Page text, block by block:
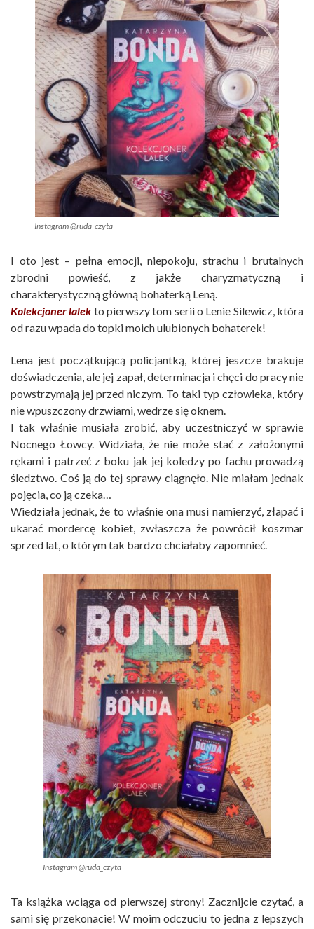
Instagram @ruda_czyta
I oto jest – pełna emocji, niepokoju, strachu i brutalnych
zbrodni powieść, z jakże charyzmatyczną i
charakterystyczną główną bohaterką Leną.
Kolekcjoner lalekto pierwszy tom serii o Lenie Silewicz, która
od razu wpada do topki moich ulubionych bohaterek!
Lena jest początkującą policjantką, której jeszcze brakuje
doświadczenia, ale jej zapał, determinacja i chęci do pracy nie
powstrzymają jej przed niczym. To taki typ człowieka, który
nie wpuszczony drzwiami, wedrze się oknem.
I tak właśnie musiała zrobić, aby uczestniczyć w sprawie
Nocnego Łowcy. Widziała, że nie może stać z założonymi
rękami i patrzeć z boku jak jej koledzy po fachu prowadzą
śledztwo. Coś ją do tej sprawy ciągnęło. Nie miałam jednak
pojęcia, co ją czeka…
Wiedziała jednak, że to właśnie ona musi namierzyć, złapać i
ukarać mordercę kobiet, zwłaszcza że powrócił koszmar
sprzed lat, o którym tak bardzo chciałaby zapomnieć.
Instagram @ruda_czyta
Ta książka wciąga od pierwszej strony! Zacznijcie czytać, a
sami się przekonacie! W moim odczuciu to jedna z lepszych